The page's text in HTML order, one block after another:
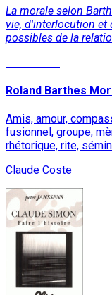
La morale selon
vie, d'interlocution et
possibles de la
Roland Barthes
Amis, amour,
fusionnel, groupe,
rhétorique, rite,
Claude Coste